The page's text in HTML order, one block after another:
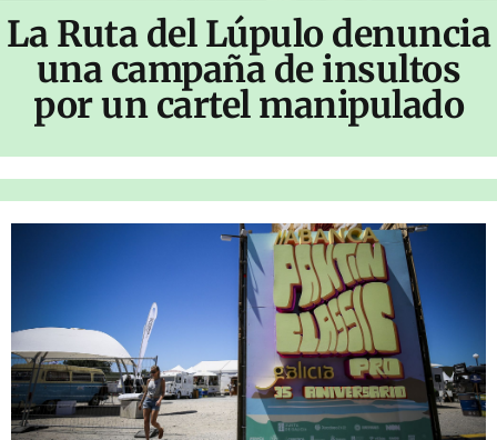
La Ruta del Lúpulo denuncia
una campaña de insultos
por un cartel manipulado